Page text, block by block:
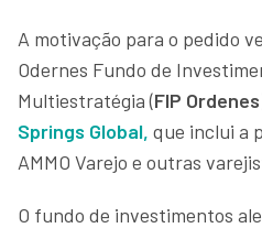
A motivação para o pedido
Odernes Fundo de
Multiestratégia (FIP Ordenes
Springs Global, que inclui a
AMMO Varejo e outras
O fundo de investimentos